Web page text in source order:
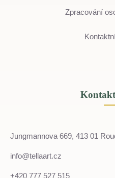
Zpracování
Jungmannova 669, 413 01
info@tellaart.cz
+420 777 527 515